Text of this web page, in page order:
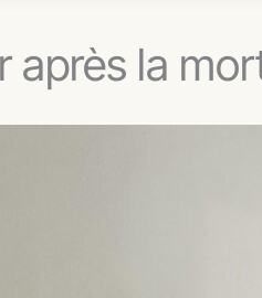
après la